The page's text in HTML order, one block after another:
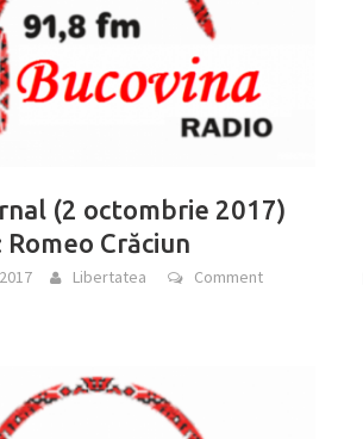
(2 octombrie 2017)
Crăciun
Libertatea Comment